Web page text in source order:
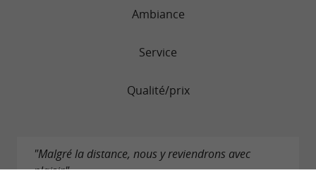
Ambiance
Service
Qualité/prix
"Malgré la distance, nous y reviendrons avec
plaisir"